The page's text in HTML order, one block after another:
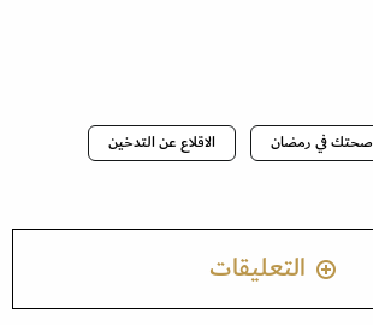
صحتك في رمضان الاقلاع عن التدخين
التعليقات